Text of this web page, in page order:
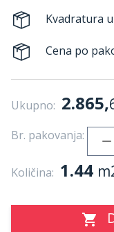
Kvadratura
Cena po
Ukupno: 2.865,
Br. pakovanja:
Količina: 1.44